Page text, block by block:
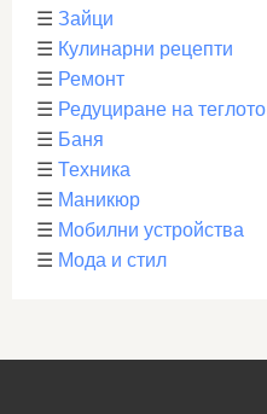
☰ Зайци
☰ Кулинарни рецепти
☰ Ремонт
☰ Редуциране на теглото
☰ Баня
☰ Техника
☰ Маникюр
☰ Мобилни устройства
☰ Мода и стил